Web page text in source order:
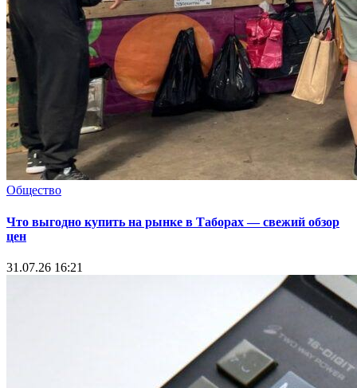
Общество
Что выгодно купить на рынке в Таборах — свежий обзор
цен
31.07.26 16:21